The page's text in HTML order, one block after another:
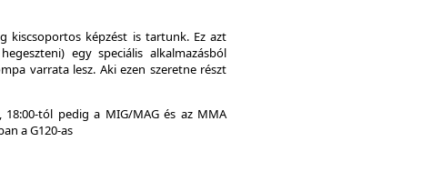
kiscsoportos képzést is tartunk. Ez azt
egy speciális alkalmazásból
varrata lesz. Aki ezen szeretne részt
tól pedig a MIG/MAG és az MMA
a G120-as